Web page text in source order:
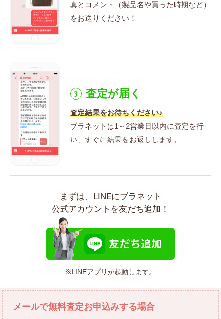
真とコメント（製品名や買った時期など）
をお送りください！
3 査定が届く
査定結果をお待ちください♪
ブラネットは1～2営業日以内に査定を行
い、すぐに結果をお返しします。
まずは、LINEにブラネット
公式アカウントを友だち追加！
※LINEアプリが起動します。
メールで無料査定お申込みする場合